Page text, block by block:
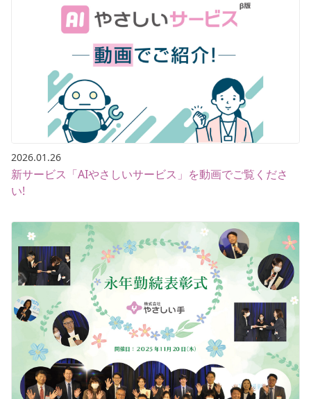
2026.01.26
新サービス「AIやさしいサービス」を動画でご覧くださ
い!